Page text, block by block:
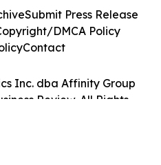
Inc. dba Affinity Group
Review. All Rights
Submit Press Release
DMCA Policy
Contact